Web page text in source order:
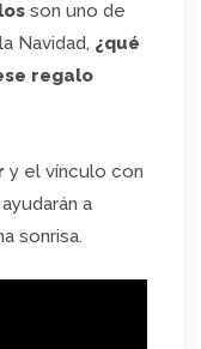
son uno de
Navidad, ¿qué
regalo
y el vínculo con
a
sonrisa.